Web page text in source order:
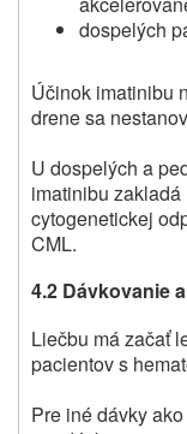
dospelých
Účinok imatinibu
drene sa
U dospelých a
imatinibu
cytogenetickej
CML.
4.2 Dávkovanie
Liečbu má začať
pacientov s
Pre iné dávky